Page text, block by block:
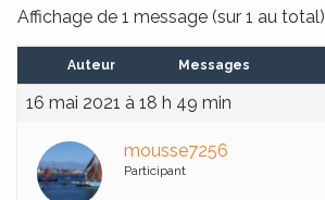
Affichage de 1 message (sur 1 au total)
Auteur Messages
16 mai 2021 à 18 h 49 min
mousse7256
Participant